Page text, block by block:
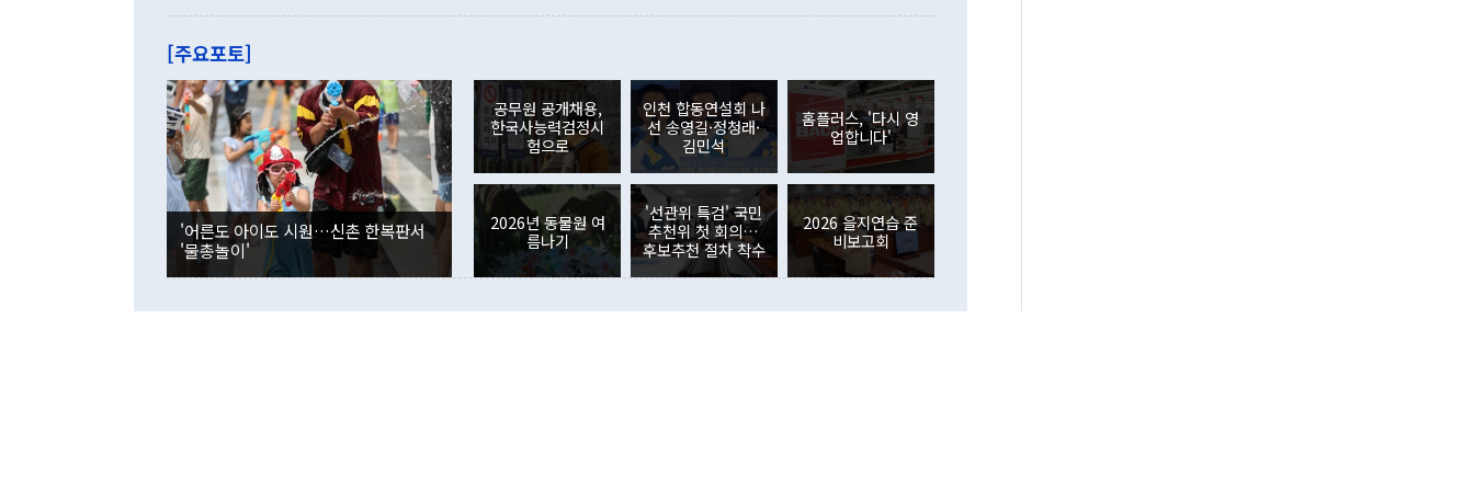
관은 업무보고 사후 브리핑에서 정 장관이 언급한 '4자 회담'에 대해 "이상
이 9월 러시아 블라디보스토크에서 열리는 '동방경제포럼(EEF)'을 언급하
며 "정부 차원에서 (참석을) 검토하고 있다"고 발언한 데 대해서도 조 장관
은 "그것은 외교부의 몫"이라며 "아직 거기까지 진도가 나가지 않았다"고
잘랐다. 정 장관이 이날 소개한 대북 구상과 설명은 정부 내 조율을 거치지
않았다는 점에서 문제가 있다. 특히 주적 표현 대체와 국호 사용, 9·19 군
사합의 복원, 4자회담 추진 등은 통일부 장관이 결정할 사안이 아니어서 월
권이라는 지적이 나오고 있다. 이 대통령은 정 장관의 업무보고를 듣고 난
뒤 "여기 업무보고에 발표했다고 승인난 건 아니다"라고 재차 확인했다. 정
부의 한 소식통은 "정 장관의 발언 내용은 대부분 국가안전보장회의(NSC)
를 거쳐 결정된 사안이 아닌 정 장관의 개인적 생각에 가깝다"며 "안보 관
련 부처 장관이 정부의 공식 정책이 아닌 사안을 추진하겠다고 업무보고를
하고 대통령의 면전에서 '국군통수권자가 나서야 한다'고 주장한 것은 심각
는 배당수입이 늘어난 데다 전월 분기배당에 따른 기저효과로 배당지급이
였던 올해 3월(369억9000만달러)을 넘어선 것이다. 직접투자에서는 내국
인의 해외투자가 80억1000만달러, 외국인의 국내투자가 46억3000만달러
각각 증가했다. 증권투자에서는 외국인의 국내 주식 매도세가 이어졌다. 외
국인의 국내 주식 투자는 차익실현 매도 등의 영향으로 316억1000만달러
감소하며 전월(-310억5000만달러)에 이어 역대 최대 순매도 기록을 다시
경신했다. 외국인의 국내 채권투자는 세계국채지수(WGBI) 자금 유입에도
분기 말 만기도래 영향으로 증가 폭이 줄어든 52억9000만달러를 기록했
다. 내국인의 해외 증권투자는 주식을 중심으로 35억6000만달러 증가했
다. eoyn2@newspim.com
[주요포토]
'어른도 아이도 시원…신촌 한복판서
'물총놀이'
공무원 공개채용,
한국사능력검정시
험으로
인천 합동연설회 나
선 송영길·정청래·
김민석
홈플러스, '다시 영
업합니다'
2026년 동물원 여
름나기
'선관위 특검' 국민
추천위 첫 회의…
후보추천 절차 착수
2026 을지연습 준
비보고회